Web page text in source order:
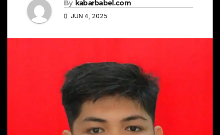
By kabarbabel.com
JUN 4, 2025